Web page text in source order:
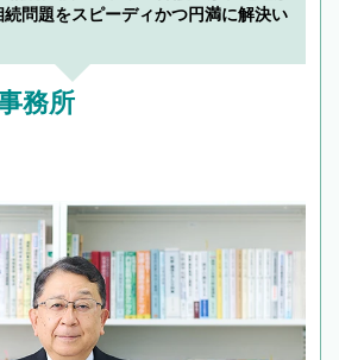
問題をスピーディかつ円満に解決い
務所